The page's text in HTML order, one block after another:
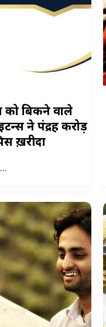
को बिकने वाले
ने पंद्रह करोड़
ख़रीदा